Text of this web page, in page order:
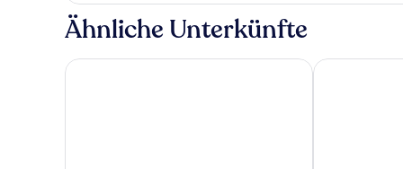
Ähnliche Unterkünfte
St. Oberholz Retreat Woldzegarten Hotel zur Burg